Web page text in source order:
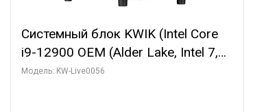
Системный блок KWIK (Intel Core
i9-12900 OEM (Alder Lake, Intel 7,
C16 8EC/8PC/T2/ 64 ГБ ОЗУ (2
Модель: KW-Live0056